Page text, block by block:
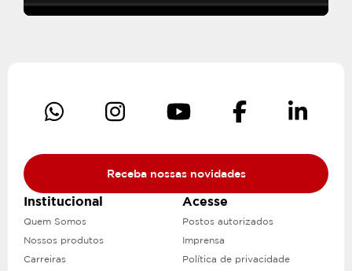
Receba nossas novidades
Institucional
Quem Somos
Nossos produtos
Carreiras
Acesse
Postos autorizados
Imprensa
Política de privacidade